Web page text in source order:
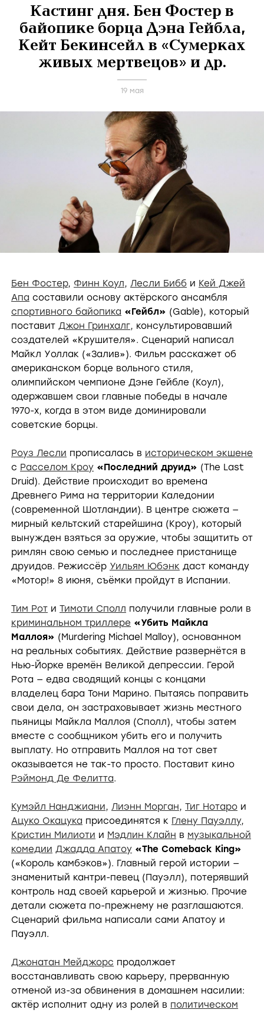
Кастинг дня. Бен Фостер в
байопике борца Дэна Гейбла,
Кейт Бекинсейл в «Сумерках
живых мертвецов» и др.
19 мая
Бен Фостер, Финн Коул, Лесли Бибб и Кей Джей
Апа составили основу актёрского ансамбля
спортивного байопика «Гейбл» (Gable), который
поставит Джон Гринхалг, консультировавший
создателей «Крушителя». Сценарий написал
Майкл Уоллак («Залив»). Фильм расскажет об
американском борце вольного стиля,
олимпийском чемпионе Дэне Гейбле (Коул),
одержавшем свои главные победы в начале
1970-х, когда в этом виде доминировали
советские борцы.
Роуз Лесли прописалась в историческом экшене
с Расселом Кроу «Последний друид» (The Last
Druid). Действие происходит во времена
Древнего Рима на территории Каледонии
(современной Шотландии). В центре сюжета —
мирный кельтский старейшина (Кроу), который
вынужден взяться за оружие, чтобы защитить от
римлян свою семью и последнее пристанище
друидов. Режиссёр Уильям Юбэнк даст команду
«Мотор!» 8 июня, съёмки пройдут в Испании.
Тим Рот и Тимоти Сполл получили главные роли в
криминальном триллере «Убить Майкла
Маллоя» (Murdering Michael Malloy), основанном
на реальных событиях. Действие развернётся в
Нью-Йорке времён Великой депрессии. Герой
Рота — едва сводящий концы с концами
владелец бара Тони Марино. Пытаясь поправить
свои дела, он застраховывает жизнь местного
пьяницы Майкла Маллоя (Сполл), чтобы затем
вместе с сообщником убить его и получить
выплату. Но отправить Маллоя на тот свет
оказывается не так-то просто. Поставит кино
Рэймонд Де Фелитта.
Кумэйл Нанджиани, Лиэнн Морган, Тиг Нотаро и
Ацуко Окацука присоединятся к Глену Пауэллу,
Кристин Милиоти и Мэдлин Клайн в музыкальной
комедии Джадда Апатоу «The Comeback King»
(«Король камбэков»). Главный герой истории —
знаменитый кантри-певец (Пауэлл), потерявший
контроль над своей карьерой и жизнью. Прочие
детали сюжета по-прежнему не разглашаются.
Сценарий фильма написали сами Апатоу и
Пауэлл.
Джонатан Мейджорс продолжает
восстанавливать свою карьеру, прерванную
отменой из-за обвинения в домашнем насилии:
актёр исполнит одну из ролей в политическом